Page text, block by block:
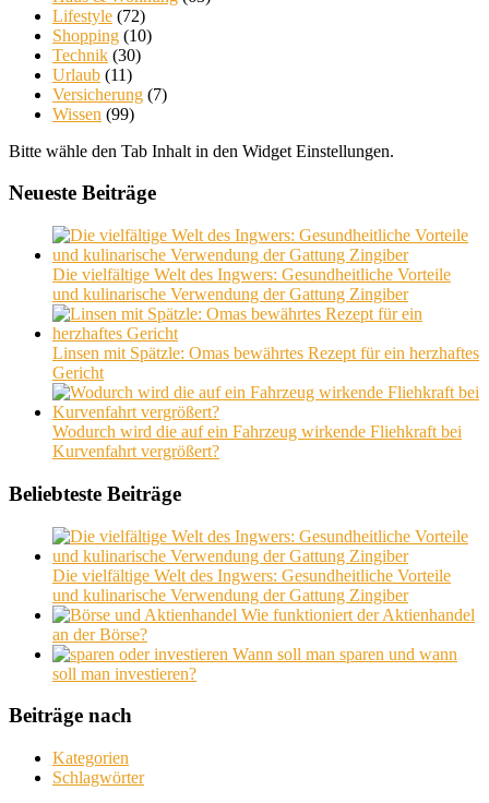
Lifestyle (72)
Shopping (10)
Technik (30)
Urlaub (11)
Versicherung (7)
Wissen (99)
Bitte wähle den Tab Inhalt in den Widget Einstellungen.
Neueste Beiträge
Die vielfältige Welt des Ingwers: Gesundheitliche Vorteile
und kulinarische Verwendung der Gattung Zingiber
Linsen mit Spätzle: Omas bewährtes Rezept für ein herzhaftes
Gericht
Wodurch wird die auf ein Fahrzeug wirkende Fliehkraft bei
Kurvenfahrt vergrößert?
Beliebteste Beiträge
Die vielfältige Welt des Ingwers: Gesundheitliche Vorteile
und kulinarische Verwendung der Gattung Zingiber
Wie funktioniert der Aktienhandel
an der Börse?
Wann soll man sparen und wann
soll man investieren?
Beiträge nach
Kategorien
Schlagwörter